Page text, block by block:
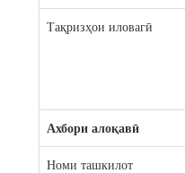
Тақризҳои иловагӣ
Ахбори алоқавӣ
Номи ташкилот